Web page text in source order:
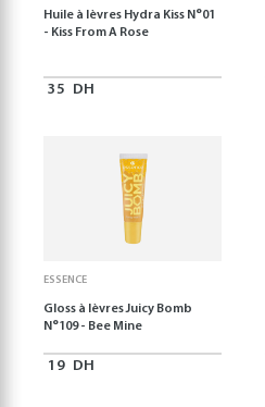
Huile à lèvres Hydra Kiss N°01
- Kiss From A Rose
35 DH
ESSENCE
Gloss à lèvres Juicy Bomb
N°109 - Bee Mine
19 DH